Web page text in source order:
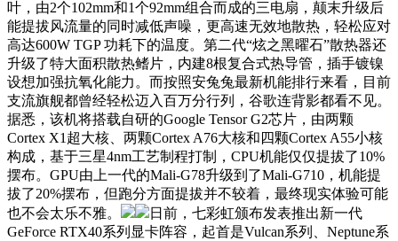
叶，由2个102mm和1个92mm组合而成的三电扇，颠末升级后
能提拔风流量的同时减低声噪，更高速无效地散热，轻松应对
高达600W TGP 功耗下的温度。第二代“炫之黑曜石”散热器还
升级了特大面积散热鳍片，内建8根复合式热导管，插手镀镍
设想加强抗氧化能力。而按照安兔兔最新机能排行来看，目前
支流旗舰都曾经轻松迈入百万分行列，谷歌连背影都看不见。
据悉，该机将搭载自研的Google Tensor G2芯片，由两颗
Cortex X1超大核、两颗Cortex A76大核和四颗Cortex A55小核
构成，基于三星4nm工艺制程打制，CPU机能仅仅提拔了10%
摆布。GPU由上一代的Mali-G78升级到了Mali-G710，机能提
拔了20%摆布，但跑分方面提拔并不较着，最终现实体验可能
也不会太乐不雅。
日前，七彩虹颁布发表推出新一代
GeForce RTX40系列显卡阵容，起首是Vulcan系列、Neptune系